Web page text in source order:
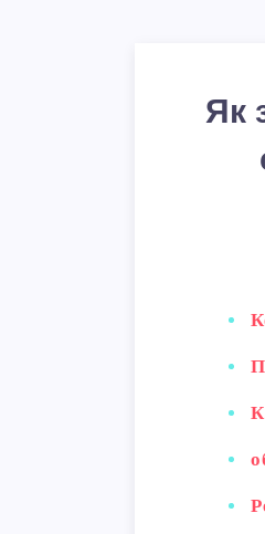
Як